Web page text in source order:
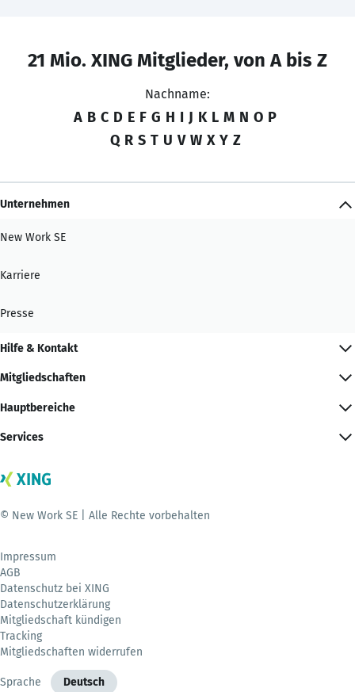
21 Mio. XING Mitglieder, von A bis Z
Nachname:
A B C D E F G H I J K L M N O P
Q R S T U V W X Y Z
Unternehmen
New Work SE
Karriere
Presse
Hilfe & Kontakt
Mitgliedschaften
Hauptbereiche
Services
© New Work SE | Alle Rechte vorbehalten
Impressum
AGB
Datenschutz bei XING
Datenschutzerklärung
Mitgliedschaft kündigen
Tracking
Mitgliedschaften widerrufen
Sprache Deutsch